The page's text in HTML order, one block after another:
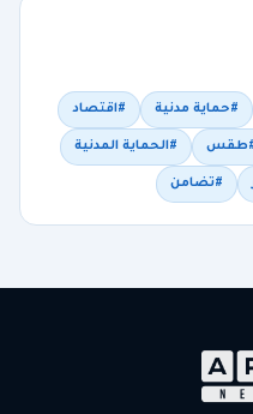
#حماية مدنية #اقتصاد
#الحماية المدنية
#تضامن